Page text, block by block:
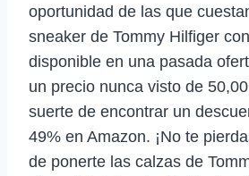
oportunidad de las que
sneaker de Tommy Hilfiger
disponible en una pasada
un precio nunca visto de
suerte de encontrar un
49% en Amazon. ¡No te
de ponerte las calzas de